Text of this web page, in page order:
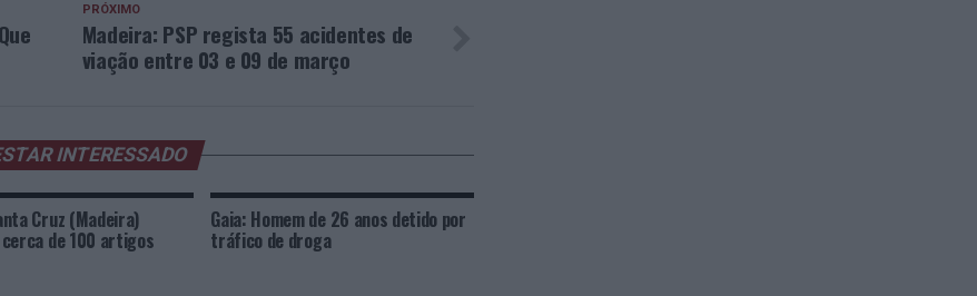
PRÓXIMO
Madeira: PSP regista 55 acidentes de
viação entre 03 e 09 de março
INTERESSADO
Cruz (Madeira)
de 100 artigos
Gaia: Homem de 26 anos detido por
tráfico de droga